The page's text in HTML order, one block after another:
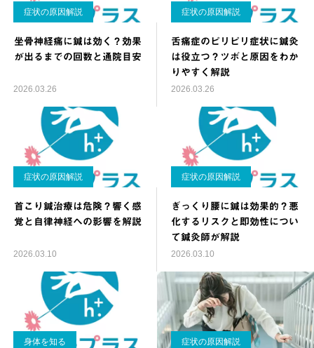
症状の原因解説
坐骨神経痛に鍼は効く？効果
が出るまでの回数と通院目安
2026.03.26
症状の原因解説
舌痛症のピリピリ症状に鍼灸
は役立つ？ツボと原因をわか
りやすく解説
2026.03.26
症状の原因解説
首こり鍼治療は危険？響く感
覚と自律神経への影響を解説
2026.03.10
症状の原因解説
ぎっくり腰に鍼は効果的？悪
化するリスクと即効性につい
て鍼灸師が解説
2026.03.10
身体を知る 症状の原因解説